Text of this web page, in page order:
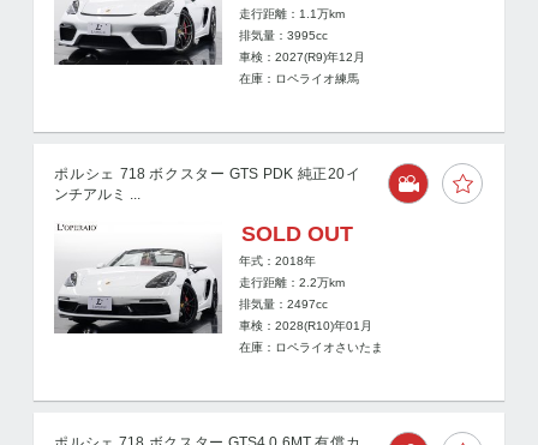
走行距離： 1.1万km
排気量：3995cc
車検：2027(R9)年12月
在庫：ロペライオ練馬
ポルシェ 718 ボクスター GTS PDK 純正20イ
ンチアルミ ...
SOLD OUT
年式：2018年
走行距離：2.2万km
排気量：2497cc
車検：2028(R10)年01月
在庫：ロペライオさいたま